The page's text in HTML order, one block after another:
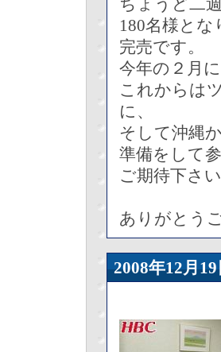
ちょうど二
180名様と
完売です。
今年の２月
これからは
に、
そして沖縄
準備をして
ご期待下さ
ありがとう
2008年12